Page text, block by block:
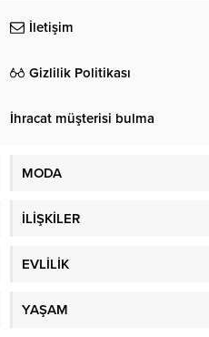
İletişim
Gizlilik Politikası
İhracat müşterisi bulma
MODA
İLİŞKİLER
EVLİLİK
YAŞAM